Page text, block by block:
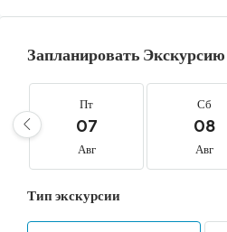
Запланировать Экскурсию
Пт
07
Авг
Сб
08
Авг
Тип экскурсии